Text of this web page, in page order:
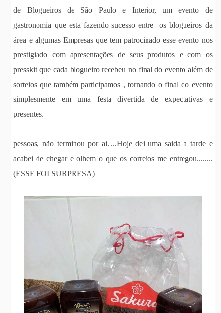
de Blogueiros de São Paulo e Interior, um evento de
gastronomia que esta fazendo sucesso entre os blogueiros da
área e algumas Empresas que tem patrocinado esse evento nos
prestigiado com apresentações de seus produtos e com os
presskit que cada blogueiro recebeu no final do evento além de
sorteios que também participamos , tornando o final do evento
simplesmente em uma festa divertida de expectativas e
presentes.
pessoas, não terminou por ai.....Hoje dei uma saida a tarde e
acabei de chegar e olhem o que os correios me entregou........
(ESSE FOI SURPRESA)